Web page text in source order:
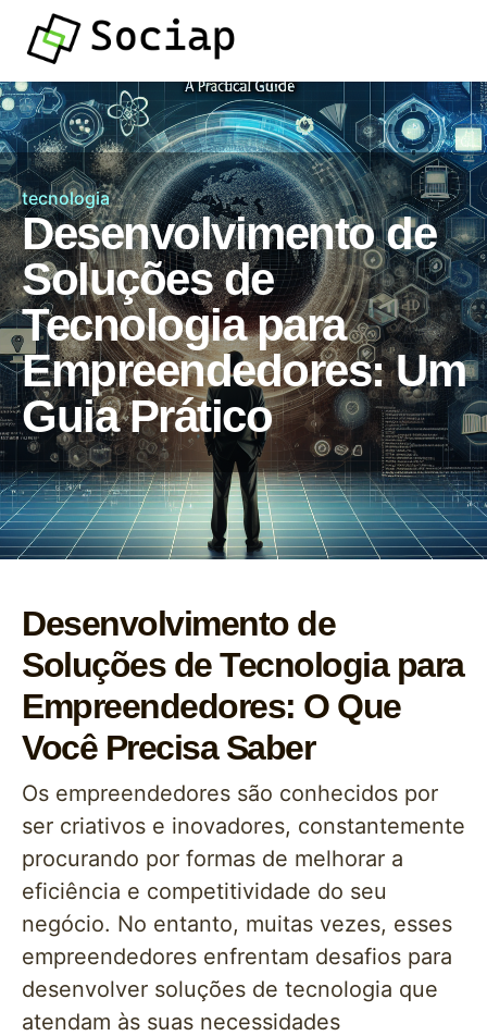
tecnologia
Desenvolvimento de
Soluções de
Tecnologia para
Empreendedores: Um
Guia Prático
Desenvolvimento de
Soluções de Tecnologia para
Empreendedores: O Que
Você Precisa Saber
Os empreendedores são conhecidos por
ser criativos e inovadores, constantemente
procurando por formas de melhorar a
eficiência e competitividade do seu
negócio. No entanto, muitas vezes, esses
empreendedores enfrentam desafios para
desenvolver soluções de tecnologia que
atendam às suas necessidades